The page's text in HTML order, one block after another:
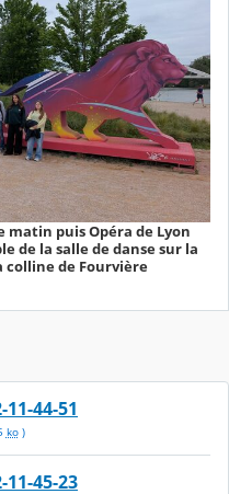
matin puis Opéra de Lyon
de la salle de danse sur la
colline de Fourvière
11-44-51
ko)
11-45-23